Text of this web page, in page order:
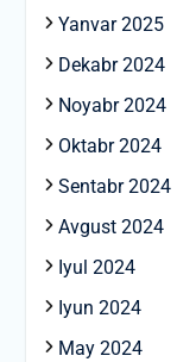
Yanvar 2025
Dekabr 2024
Noyabr 2024
Oktabr 2024
Sentabr 2024
Avgust 2024
Iyul 2024
Iyun 2024
May 2024